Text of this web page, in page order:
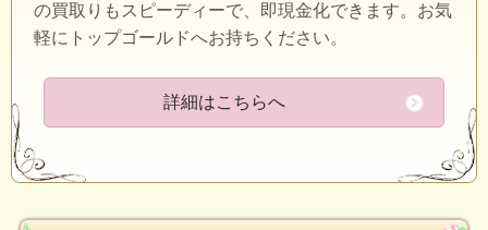
の買取りもスピーディーで、即現金化できます。お気
軽にトップゴールドへお持ちください。
詳細はこちらへ